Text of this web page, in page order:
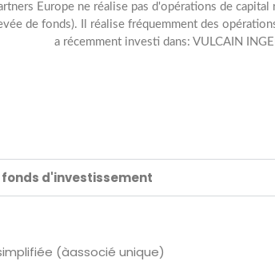
Europe ne réalise pas d'opérations de
de fonds). Il réalise fréquemment des
a récemment investi dans: VULCAIN
d'investissement
(àassocié unique)